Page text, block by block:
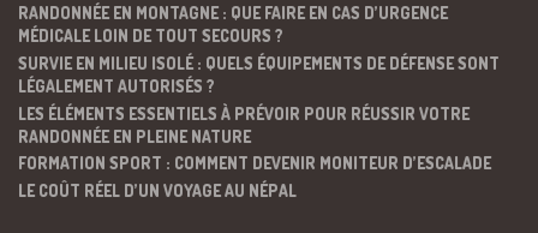
RANDONNÉE EN MONTAGNE : QUE FAIRE EN CAS D’URGENCE
MÉDICALE LOIN DE TOUT SECOURS ?
SURVIE EN MILIEU ISOLÉ : QUELS ÉQUIPEMENTS DE DÉFENSE SONT
LÉGALEMENT AUTORISÉS ?
LES ÉLÉMENTS ESSENTIELS À PRÉVOIR POUR RÉUSSIR VOTRE
RANDONNÉE EN PLEINE NATURE
FORMATION SPORT : COMMENT DEVENIR MONITEUR D’ESCALADE
LE COÛT RÉEL D’UN VOYAGE AU NÉPAL